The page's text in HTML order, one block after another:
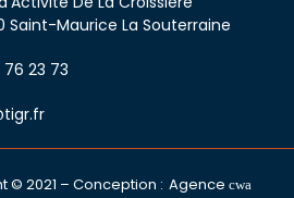
Saint-Maurice La Souterraine
76 23 73
© 2021 – Conception : Agence cwa